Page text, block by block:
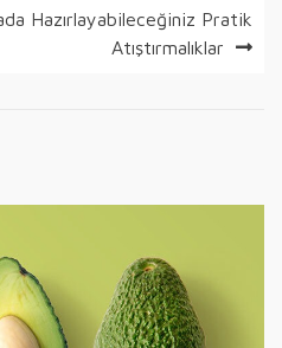
Hazırlayabileceğiniz Pratik
Atıştırmalıklar